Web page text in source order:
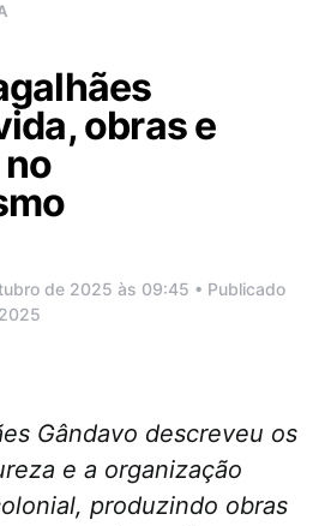
obras e
de 2025 às 09:45 • Publicado
Gândavo descreveu os
e a organização
produzindo obras